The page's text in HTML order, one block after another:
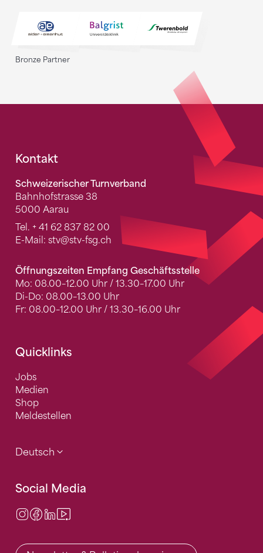
Bronze Partner
Fusszeile
Kontakt
Schweizerischer Turnverband
Bahnhofstrasse 38
5000 Aarau
Tel. + 41 62 837 82 00
E-Mail: stv@stv-fsg.ch
Öffnungszeiten Empfang Geschäftsstelle
Mo: 08.00–12.00 Uhr / 13.30–17.00 Uhr
Di-Do: 08.00–13.00 Uhr
Fr: 08.00–12.00 Uhr / 13.30–16.00 Uhr
Quicklinks
Jobs
Medien
Shop
Meldestellen
Deutsch
Social Media
Instagram
Facebook
LinkedIn